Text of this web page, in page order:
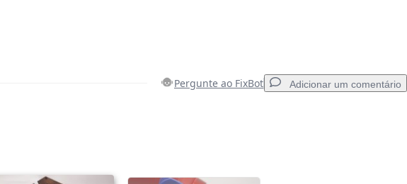
Pergunte ao FixBot Adicionar um comentário